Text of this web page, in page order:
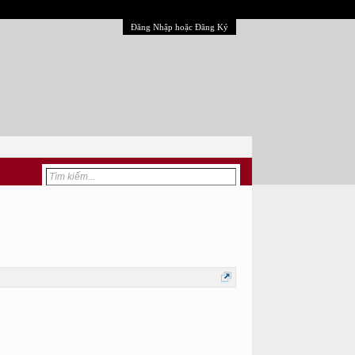
Đăng Nhập hoặc Đăng Ký